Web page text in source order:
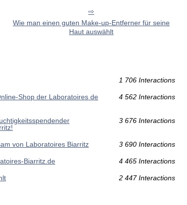
Wie man einen guten Make-up-Entferner für seine
Haut auswählt
1 706 Interactions
Shop der Laboratoires de
4 562 Interactions
3 676 Interactions
von Laboratoires Biarritz 3 690 Interactions
Biarritz.de 4 465 Interactions
2 447 Interactions